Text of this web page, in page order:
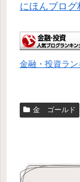
にほんブログ
金融・投資ラ
金 ゴールド